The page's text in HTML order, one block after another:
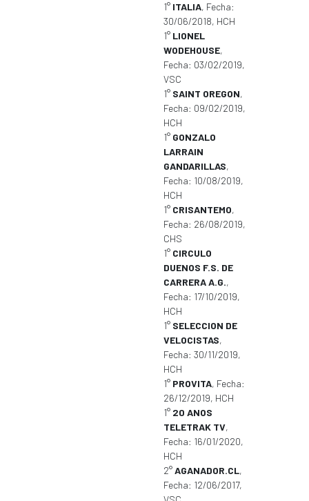
1° ITALIA, Fecha:
30/06/2018, HCH
1° LIONEL
WODEHOUSE,
Fecha: 03/02/2019,
VSC
1° SAINT OREGON,
Fecha: 09/02/2019,
HCH
1° GONZALO
LARRAIN
GANDARILLAS,
Fecha: 10/08/2019,
HCH
1° CRISANTEMO,
Fecha: 26/08/2019,
CHS
1° CIRCULO
DUENOS F.S. DE
CARRERA A.G.,
Fecha: 17/10/2019,
HCH
1° SELECCION DE
VELOCISTAS,
Fecha: 30/11/2019,
HCH
1° PROVITA, Fecha:
26/12/2019, HCH
1° 20 ANOS
TELETRAK TV,
Fecha: 16/01/2020,
HCH
2°AGANADOR.CL,
Fecha: 12/06/2017,